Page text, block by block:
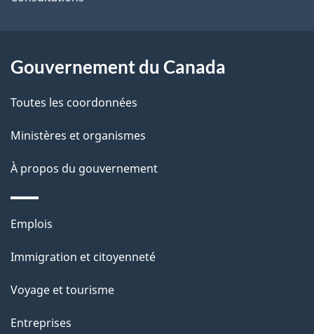
l
p
a
g
e
Gouvernement du Canada
Toutes les coordonnées
Ministères et organismes
À propos du gouvernement
Thèmes
sujets
Emplois
Immigration et citoyenneté
Voyage et tourisme
Entreprises